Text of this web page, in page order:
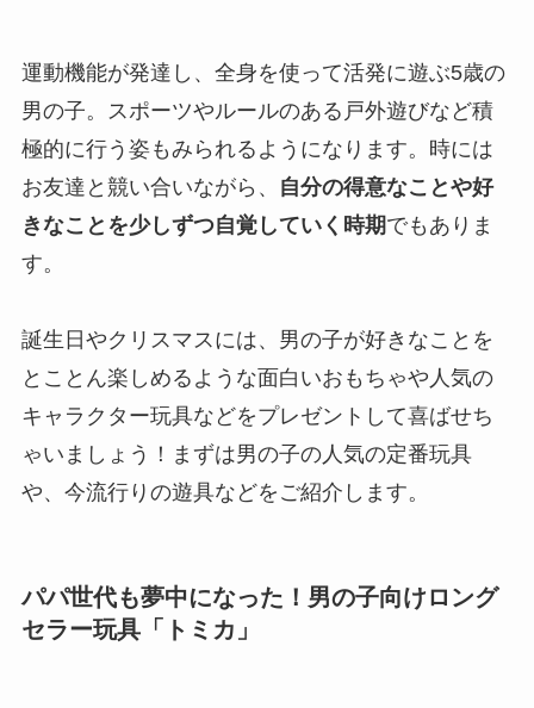
運動機能が発達し、全身を使って活発に遊ぶ5歳の
男の子。スポーツやルールのある戸外遊びなど積
極的に行う姿もみられるようになります。時には
お友達と競い合いながら、
自分の得意なことや好
きなことを少しずつ自覚していく時期でもありま
す。
誕生日やクリスマスには、男の子が好きなことを
とことん楽しめるような面白いおもちゃや人気の
キャラクター玩具などをプレゼントして喜ばせち
ゃいましょう！まずは男の子の人気の定番玩具
や、今流行りの遊具などをご紹介します。
パパ世代も夢中になった！男の子向けロング
セラー玩具「トミカ」